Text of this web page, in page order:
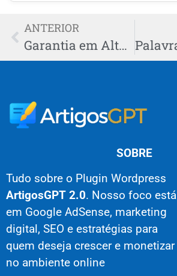
ANTERIOR
Garantia em Alta: A Promessa que Está Dividindo Profissionais
SOBRE
Tudo sobre o Plugin Wordpress
ArtigosGPT 2.0. Nosso foco está
em Google AdSense, marketing
digital, SEO e estratégias para
quem deseja crescer e monetizar
no ambiente online